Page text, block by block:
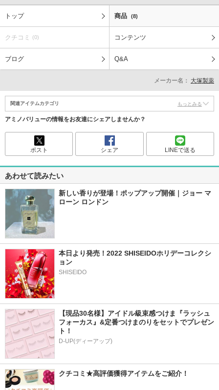
トップ 商品 (8)
クチコミ (0) コンテンツ
ブログ Q&A
メーカー名： 大塚製薬
関連アイテムカテゴリ もっとみる
アミノバリューの情報をお友達にシェアしませんか？
ポスト シェア LINEで送る
あわせて読みたい
新しい香りが登場！ポップアップ開催｜ジョー マ
ローン ロンドン
本日より発売！2022 SHISEIDOホリデーコレクシ
ョン
SHISEIDO
【現品30名様】アイドル級束感つけま『ラッシュ
フォーカス』&定番つけまのりをセットでプレゼン
ト！
D-UP(ディーアップ)
クチコミ★高評価獲得アイテムをご紹介！